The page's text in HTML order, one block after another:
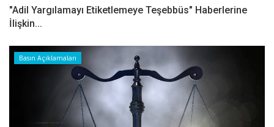
"Adil Yargılamayı Etiketlemeye Teşebbüs" Haberlerine
İlişkin...
Basın Açıklamaları